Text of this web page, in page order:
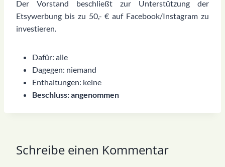
Der Vorstand beschließt zur Unterstützung der
Etsywerbung bis zu 50,- € auf Facebook/Instagram zu
investieren.
Dafür: alle
Dagegen: niemand
Enthaltungen: keine
Beschluss: angenommen
Schreibe einen Kommentar